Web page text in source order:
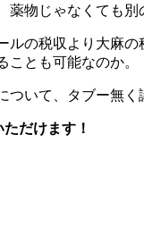
物じゃなくても
の税収より大麻
とも可能なのか。
いて、タブー無
だけます！